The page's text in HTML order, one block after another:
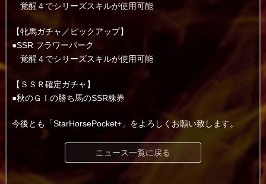
覚醒４でシリーズスキルが使用可能
【牝馬ガチャ／ピックアップ】
●SSR フラワーパーク
覚醒４でシリーズスキルが使用可能
【ＳＳＲ確定ガチャ】
●秋のＧⅠの勝ち馬のSSR株券
今後とも「StarHorsePocket+」をよろしくお願い致します。
ニュース一覧に戻る